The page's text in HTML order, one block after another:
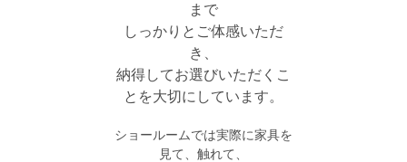
まで
しっかりとご体感いただ
き、
納得してお選びいただくこ
とを大切にしています。
ショールームでは実際に家具を
見て、触れて、